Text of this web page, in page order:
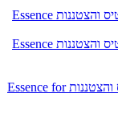
Aroma Medic Sinustop תמצית לנזלת, סינוסיטיס והצטננות Essence for